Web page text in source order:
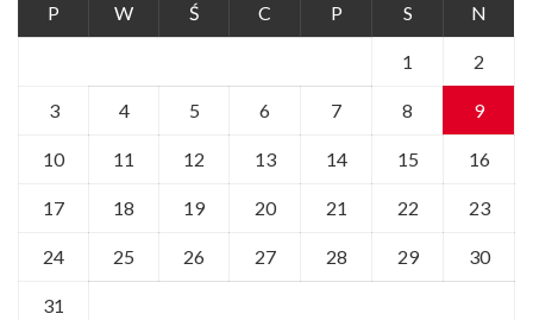
P W Ś C P S N
1 2
3 4 5 6 7 8 9
10 11 12 13 14 15 16
17 18 19 20 21 22 23
24 25 26 27 28 29 30
31